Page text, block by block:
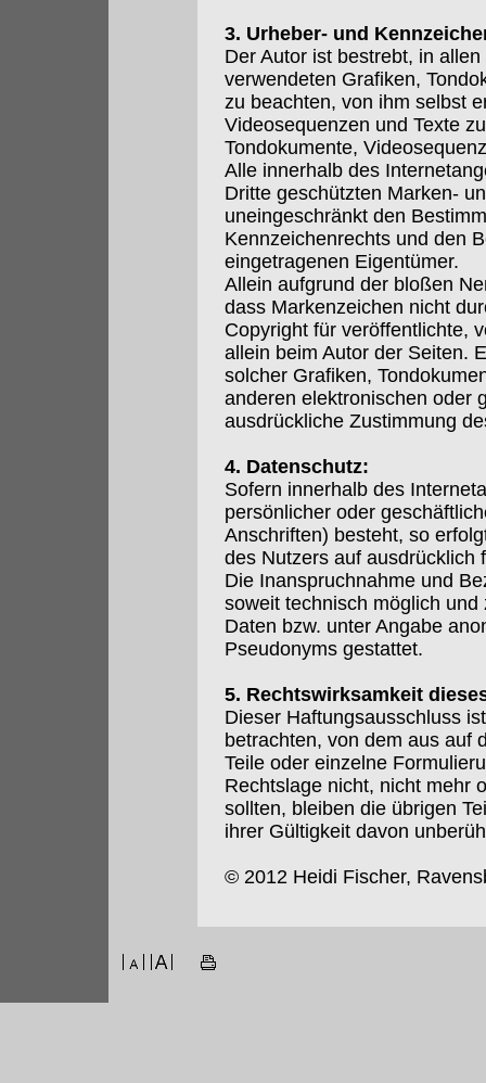
3. Urheber- und
Der Autor ist bestrebt, in
verwendeten Grafiken,
zu beachten, von ihm selbst
Videosequenzen und Texte
Tondokumente,
Alle innerhalb des
Dritte geschützten Marken-
uneingeschränkt den
Kennzeichenrechts und den
eingetragenen Eigentümer.
Allein aufgrund der bloßen
dass Markenzeichen nicht
Copyright für veröffentlichte,
allein beim Autor der Seiten.
solcher Grafiken,
anderen elektronischen oder
ausdrückliche Zustimmung
4. Datenschutz:
Sofern innerhalb des
persönlicher oder
Anschriften) besteht, so
des Nutzers auf ausdrücklich
Die Inanspruchnahme und
soweit technisch möglich
Daten bzw. unter Angabe
Pseudonyms gestattet.
5. Rechtswirksamkeit
Dieser Haftungsausschluss
betrachten, von dem aus auf
Teile oder einzelne
Rechtslage nicht, nicht mehr
sollten, bleiben die übrigen
ihrer Gültigkeit davon
© 2012 Heidi Fischer,